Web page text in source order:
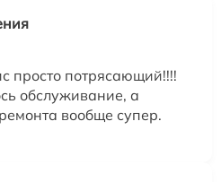
просто потрясающий!!!!
обслуживание, а
вообще супер.